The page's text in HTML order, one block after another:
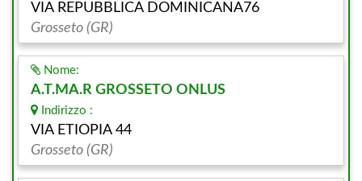
VIA REPUBBLICA DOMINICANA76
Grosseto (GR)
Nome:
A.T.MA.R GROSSETO ONLUS
Indirizzo :
VIA ETIOPIA 44
Grosseto (GR)